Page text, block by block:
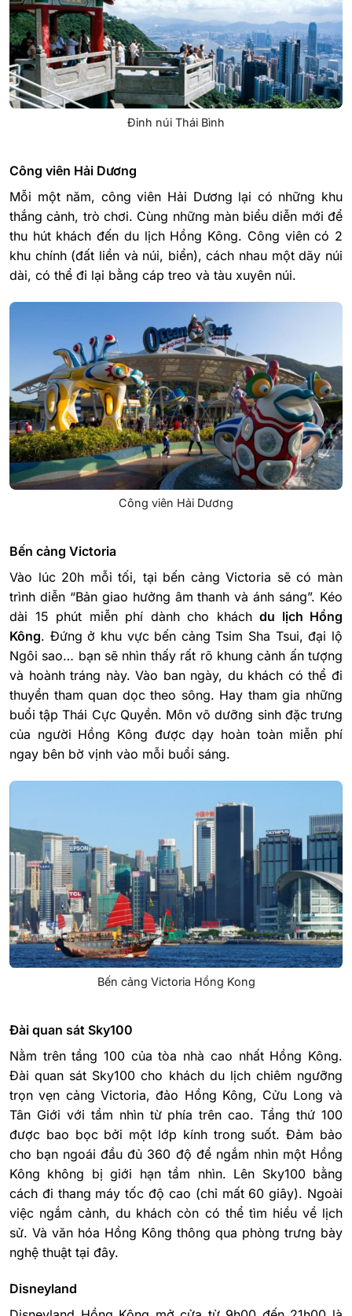
Đỉnh núi Thái Bình
Công viên Hải Dương
Mỗi một năm, công viên Hải Dương lại có những khu
thắng cảnh, trò chơi. Cùng những màn biểu diễn mới để
thu hút khách đến du lịch Hồng Kông. Công viên có 2
khu chính (đất liền và núi, biển), cách nhau một dãy núi
dài, có thể đi lại bằng cáp treo và tàu xuyên núi.
Công viên Hải Dương
Bến cảng Victoria
Vào lúc 20h mỗi tối, tại bến cảng Victoria sẽ có màn
trình diễn “Bản giao hưởng âm thanh và ánh sáng”. Kéo
dài 15 phút miễn phí dành cho khách du lịch Hồng
Kông. Đứng ở khu vực bến cảng Tsim Sha Tsui, đại lộ
Ngôi sao… bạn sẽ nhìn thấy rất rõ khung cảnh ấn tượng
và hoành tráng này. Vào ban ngày, du khách có thể đi
thuyền tham quan dọc theo sông. Hay tham gia những
buổi tập Thái Cực Quyền. Môn võ dưỡng sinh đặc trưng
của người Hồng Kông được dạy hoàn toàn miễn phí
ngay bên bờ vịnh vào mỗi buổi sáng.
Bến cảng Victoria Hồng Kong
Đài quan sát Sky100
Nằm trên tầng 100 của tòa nhà cao nhất Hồng Kông.
Đài quan sát Sky100 cho khách du lịch chiêm ngưỡng
trọn vẹn cảng Victoria, đảo Hồng Kông, Cửu Long và
Tân Giới với tầm nhìn từ phía trên cao. Tầng thứ 100
được bao bọc bởi một lớp kính trong suốt. Đảm bảo
cho bạn ngoái đầu đủ 360 độ để ngắm nhìn một Hồng
Kông không bị giới hạn tầm nhìn. Lên Sky100 bằng
cách đi thang máy tốc độ cao (chỉ mất 60 giây). Ngoài
việc ngắm cảnh, du khách còn có thể tìm hiều về lịch
sử. Và văn hóa Hồng Kông thông qua phòng trưng bày
nghệ thuật tại đây.
Disneyland